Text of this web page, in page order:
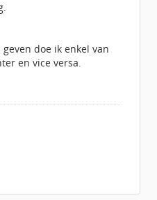
doe ik enkel van
en vice versa.